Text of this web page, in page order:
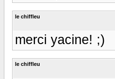
le chiffleu
merci yacine! ;)
le chiffleu